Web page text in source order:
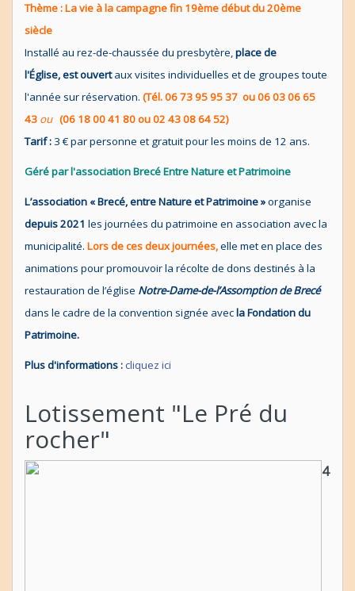
Thème : La vie à la campagne fin 19ème début du 20ème
siècle
Installé au rez-de-chaussée du presbytère,place de
l'Église, est ouvertaux visites individuelles et de groupes toute
l'année sur réservation. (Tél. 06 73 95 95 37 ou 06 03 06 65
43 ou (06 18 00 41 80 ou 02 43 08 64 52)
Tarif : 3 € par personne et gratuit pour les moins de 12 ans.
Géré par l'association Brecé Entre Nature et Patrimoine
L’association « Brecé, entre Nature et Patrimoine »organise
depuis 2021 les journées du patrimoine en association avec la
municipalité. Lors de ces deux journées,elle met en place des
animations pour promouvoir la récolte de dons destinés à la
restauration de l’église Notre-Dame-de-l’Assomption de Brecé
dans le cadre de la convention signée avecla Fondation du
Patrimoine.
Plus d'informations:cliquez ici
Lotissement "Le Pré du
rocher"
4